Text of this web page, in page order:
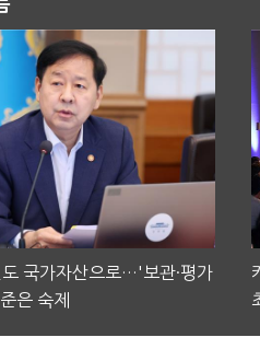
도 국가자산으로…'보관·평가
은 숙제